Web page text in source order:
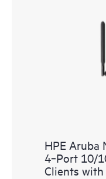
HPE Aruba
4‑Port 10/
Clients with